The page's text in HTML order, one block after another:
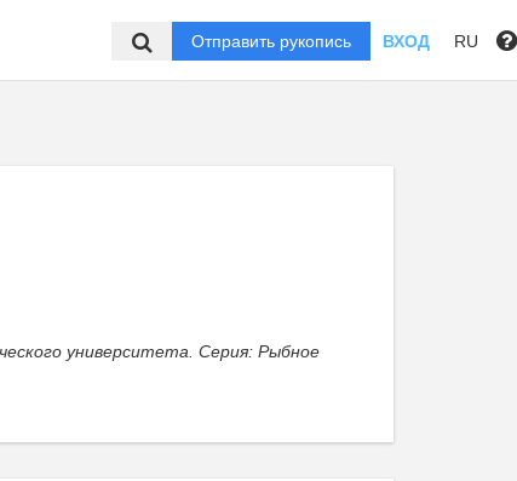
Отправить рукопись ВХОД RU
университета. Серия: Рыбное